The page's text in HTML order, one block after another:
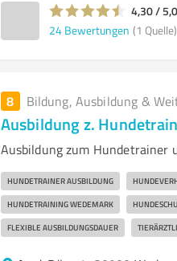
4,30 /
24 Bewertungen (1 Quelle)
8 Bildung, Ausbildung &
Ausbildung z.
Ausbildung zum Hundetrainer
HUNDETRAINER AUSBILDUNG
HUNDETRAINING WEDEMARK
FLEXIBLE AUSBILDUNGSDAUER